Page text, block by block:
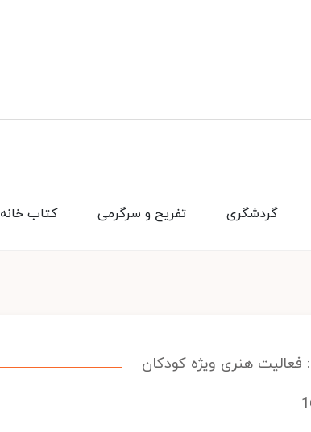
کتاب خانه تفریح و سرگرمی گردشگری
هنری ویژه کودکان